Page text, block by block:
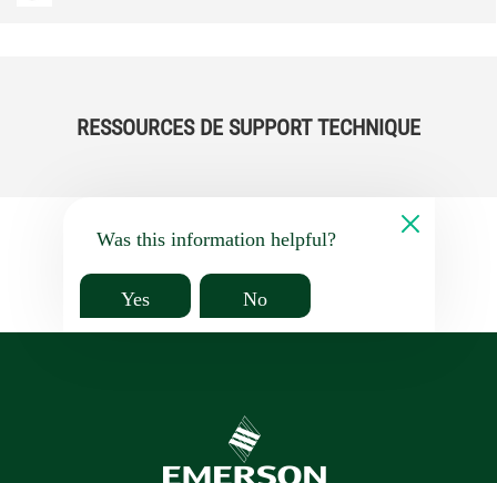
RESSOURCES DE SUPPORT TECHNIQUE
Was this information helpful?
Yes No